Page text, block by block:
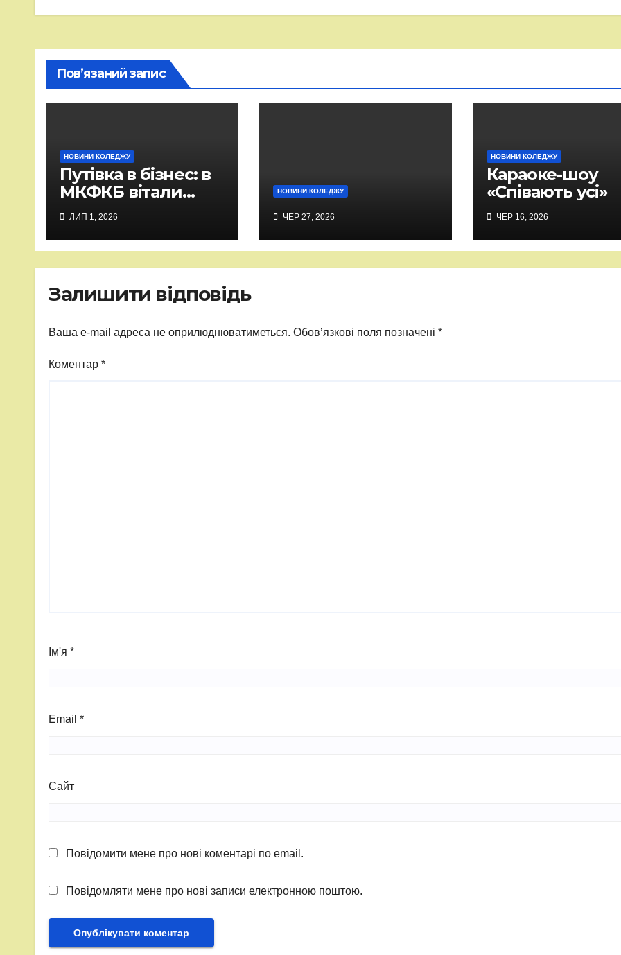
Пов’язаний запис
НОВИНИ КОЛЕДЖУ
Путівка в бізнес: в
МКФКБ вітали
випускників-2026
ЛИП 1, 2026
НОВИНИ КОЛЕДЖУ
ЧЕР 27, 2026
НОВИНИ КОЛЕДЖУ
Караоке-шоу
«Співають усі»
ЧЕР 16, 2026
Залишити відповідь
Ваша e-mail адреса не оприлюднюватиметься. Обов’язкові поля позначені *
Коментар *
Ім'я *
Email *
Сайт
Повідомити мене про нові коментарі по email.
Повідомляти мене про нові записи електронною поштою.